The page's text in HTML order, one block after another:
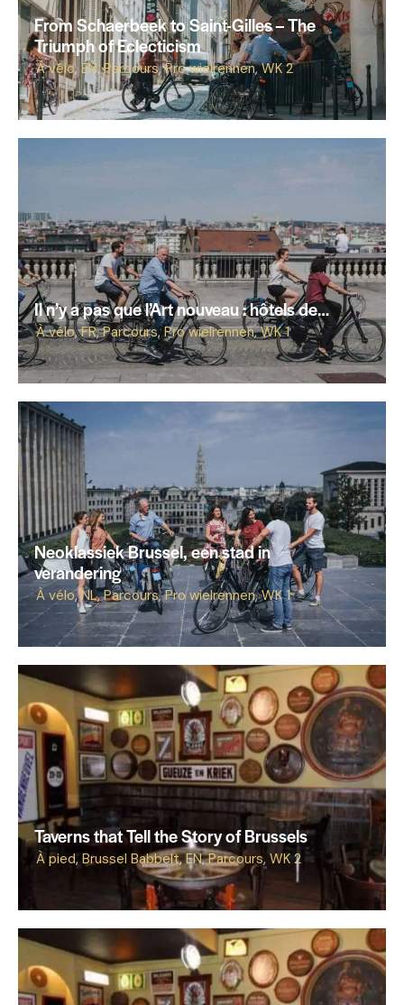
From Schaerbeek to Saint-Gilles – The
Triumph of Eclecticism
À vélo,EN,Parcours,Pro wielrennen,WK 2
Il n’y a pas que l’Art nouveau : hôtels de…
À vélo,FR,Parcours,Pro wielrennen,WK 1
Neoklassiek Brussel, een stad in
verandering
À vélo,NL,Parcours,Pro wielrennen,WK 1
Taverns that Tell the Story of Brussels
À pied,Brussel Babbelt,EN,Parcours, WK 2